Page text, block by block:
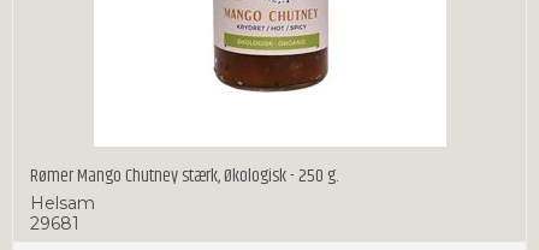
Rømer Mango Chutney stærk, Økologisk - 250 g.
Helsam
29681